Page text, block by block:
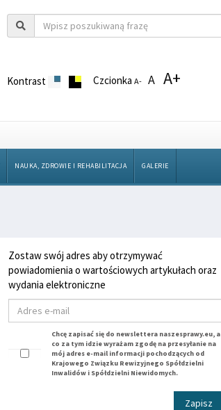
Kontrast CzcionkaA- A A+
NAUKA, ZDROWIE I REHABILITACJA GALERIE
Zostaw swój adres aby otrzymywać
powiadomienia o wartościowych artykułach oraz
wydania elektroniczne
Chcę zapisać się do newslettera naszesprawy.eu, a
co za tym idzie wyrażam zgodę na przesyłanie na
mój adres e-mail informacji pochodzących od
Krajowego Związku Rewizyjnego Spółdzielni
Inwalidów i Spółdzielni Niewidomych.
Zapisz